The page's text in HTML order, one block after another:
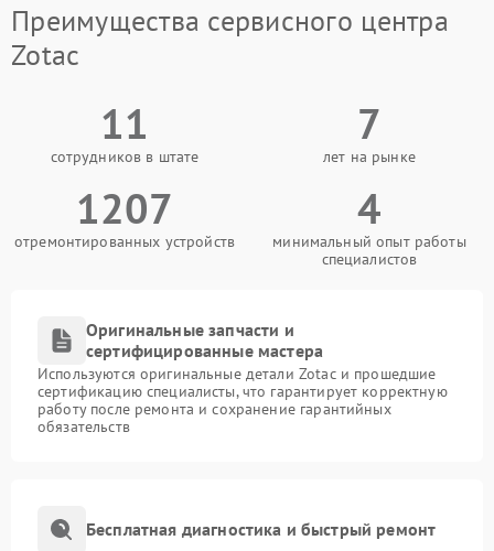
Преимущества сервисного центра
Zotac
11
сотрудников в штате
7
лет на рынке
1207
отремонтированных устройств
4
минимальный опыт работы
специалистов
Оригинальные запчасти и
сертифицированные мастера
Используются оригинальные детали Zotac и прошедшие
сертификацию специалисты, что гарантирует корректную
работу после ремонта и сохранение гарантийных
обязательств
Бесплатная диагностика и быстрый ремонт